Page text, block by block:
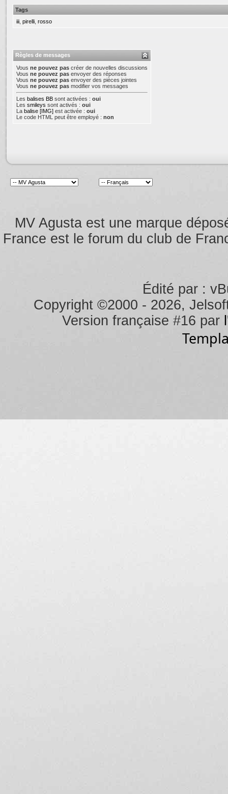
Tags
iii pirelli rosso
Règles de messages
Vous ne pouvez pas créer de nouvelles discussions
Vous ne pouvez pas envoyer des réponses
Vous ne pouvez pas envoyer des pièces jointes
Vous ne pouvez pas modifier vos messages
Les balises BB sont activées : oui
Les smileys sont activés : oui
La balise [IMG] est activée : oui
Le code HTML peut être employé : non
MV Agusta est une marque
France est le forum du club de
Édité par :
Copyright ©2000 - 2026,
Version française #16 par